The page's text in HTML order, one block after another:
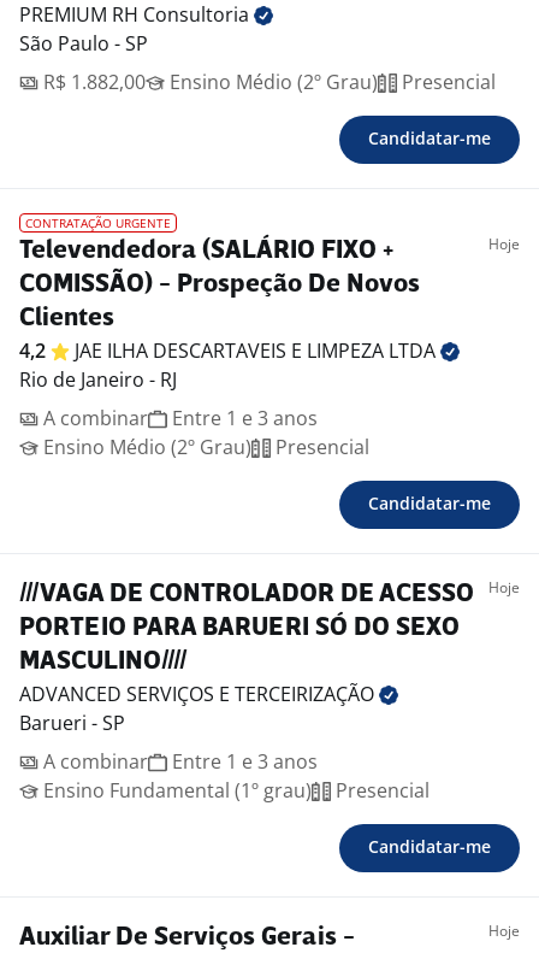
PREMIUM RH Consultoria
São Paulo - SP
R$ 1.882,00
Ensino Médio (2º Grau) Presencial
Candidatar-me
CONTRATAÇÃO URGENTE
Televendedora (SALÁRIO FIXO +
COMISSÃO) - Prospeção De Novos
Clientes
Hoje
4,2 JAE ILHA DESCARTAVEIS E LIMPEZA LTDA
Rio de Janeiro - RJ
A combinar
Entre 1 e 3 anos
Ensino Médio (2º Grau)
Presencial
Candidatar-me
///VAGA DE CONTROLADOR DE ACESSO
PORTEIO PARA BARUERI SÓ DO SEXO
MASCULINO////
Hoje
ADVANCED SERVIÇOS E TERCEIRIZAÇÃO
Barueri - SP
A combinar
Entre 1 e 3 anos
Ensino Fundamental (1º grau)
Presencial
Candidatar-me
Auxiliar De Serviços Gerais -
Hoje